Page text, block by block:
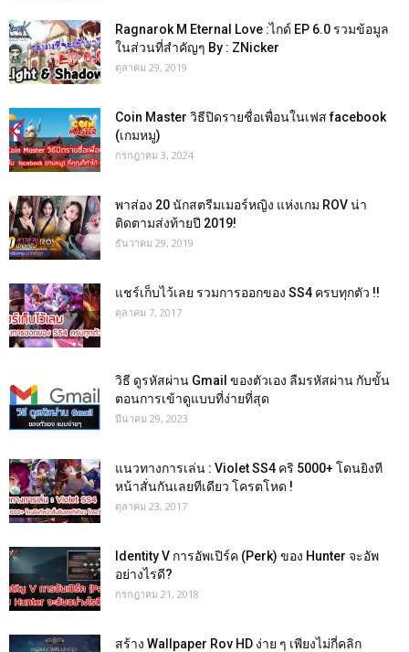
Ragnarok M Eternal Love :ไกด์ EP 6.0 รวมข้อมูล
ในส่วนที่สำคัญๆ By : ZNicker
ตุลาคม 29, 2019
Coin Master วิธีปิดรายชื่อเพื่อนในเฟส facebook
(เกมหมู)
กรกฎาคม 3, 2024
พาส่อง 20 นักสตรีมเมอร์หญิง แห่งเกม ROV น่า
ติดตามส่งท้ายปี 2019!
ธันวาคม 29, 2019
แชร์เก็บไว้เลย รวมการออกของ SS4 ครบทุกตัว !!
ตุลาคม 7, 2017
วิธี ดูรหัสผ่าน Gmail ของตัวเอง ลืมรหัสผ่าน กับขั้น
ตอนการเข้าดูแบบที่ง่ายที่สุด
มีนาคม 29, 2023
แนวทางการเล่น : Violet SS4 คริ 5000+ โดนยิงที
หน้าสั่นกันเลยทีเดียว โครตโหด !
ตุลาคม 23, 2017
Identity V การอัพเปิร์ค (Perk) ของ Hunter จะอัพ
อย่างไรดี?
กรกฎาคม 21, 2018
สร้าง Wallpaper Rov HD ง่าย ๆ เพียงไม่กี่คลิก